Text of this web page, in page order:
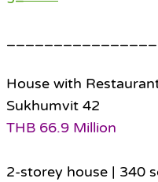
House with
Sukhumvit 42
THB 66.9 Million
2-storey house | 340